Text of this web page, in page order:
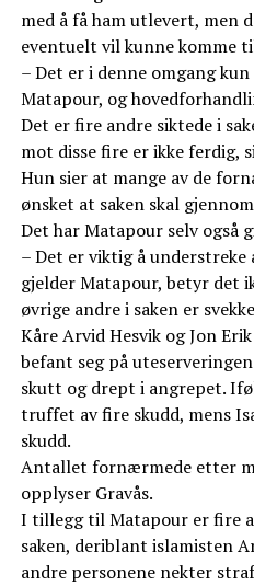
med å få ham utlevert, men
eventuelt vil kunne komme
– Det er i denne omgang
Matapour, og
Det er fire andre siktede i
mot disse fire er ikke ferdig,
Hun sier at mange av de
ønsket at saken skal
Det har Matapour selv også
– Det er viktig å
gjelder Matapour, betyr det
øvrige andre i saken er
Kåre Arvid Hesvik og Jon
befant seg på
skutt og drept i angrepet.
truffet av fire skudd, mens
skudd.
Antallet fornærmede etter
opplyser Gravås.
I tillegg til Matapour er fire
saken, deriblant islamisten
andre personene nekter